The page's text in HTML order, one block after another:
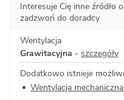
Interesuje Cię inne źródło
zadzwoń do doradcy
Wentylacja
Grawitacyjna - szczegóły
Dodatkowo istnieje
Wentylacja